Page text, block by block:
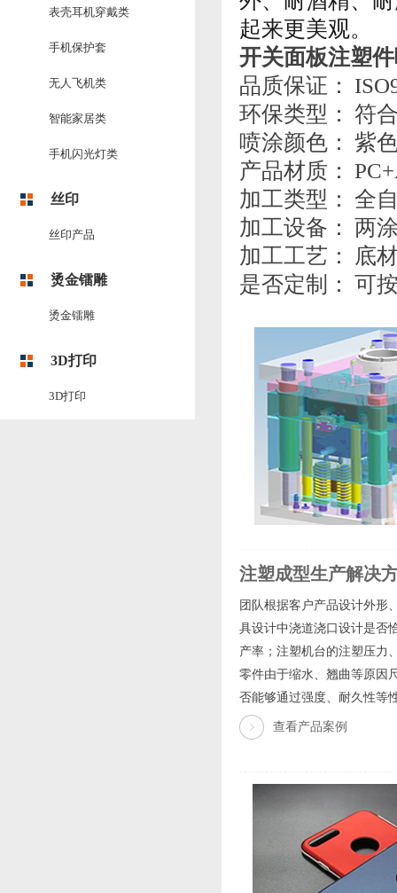
表壳耳机穿戴类
手机保护套
无人飞机类
智能家居类
手机闪光灯类
丝印
丝印产品
烫金镭雕
烫金镭雕
3D打印
3D打印
起来更美观。
开关面板注塑
品质保证：
环保类型： 符
喷涂颜色： 紫
产品材质：
加工类型： 全
加工设备： 两
加工工艺： 底
是否定制： 可
注塑成型生产解决
团队根据客户产品设计外形
具设计中浇道浇口设计是否
产率；注塑机台的注塑压力
零件由于缩水、翘曲等原因
否能够通过强度、耐久性
查看产品案例